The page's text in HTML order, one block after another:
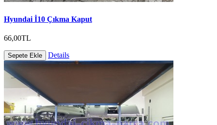
Hyundai İ10 Çıkma Kaput
66,00TL
Sepete Ekle Details